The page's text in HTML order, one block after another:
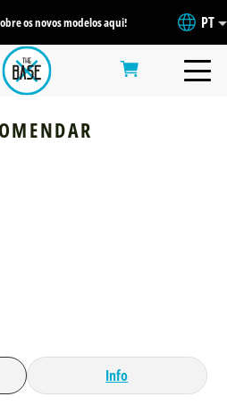
os novos modelos aqui! PT
Info